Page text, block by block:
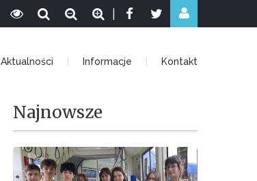
Aktualności Informacje Kontakt
Najnowsze